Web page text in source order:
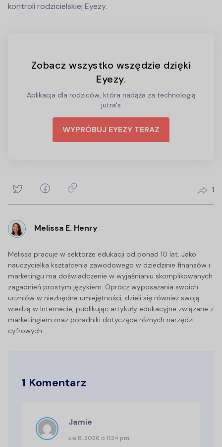
kontroli rodzicielskiej Eyezy.
Zobacz wszystko wszędzie dzięki
Eyezy.
Aplikacja dla rodziców, która nadąża za technologią
jutra's
WYPRÓBUJ EYEZY TERAZ
1
Melissa E. Henry
Melissa pracuje w sektorze edukacji od ponad 10 lat. Jako
nauczycielka kształcenia zawodowego w dziedzinie finansów i
marketingu ma doświadczenie w wyjaśnianiu skomplikowanych
zagadnień prostym językiem. Oprócz wyposażania swoich
uczniów w niezbędne umiejętności, dzieli się również swoją
wiedzą w Internecie, publikując artykuły edukacyjne związane z
marketingiem oraz poradniki dotyczące różnych narzędzi
cyfrowych.
1 Komentarz
Jamie
sie 8, 2026 o 11:24 pm